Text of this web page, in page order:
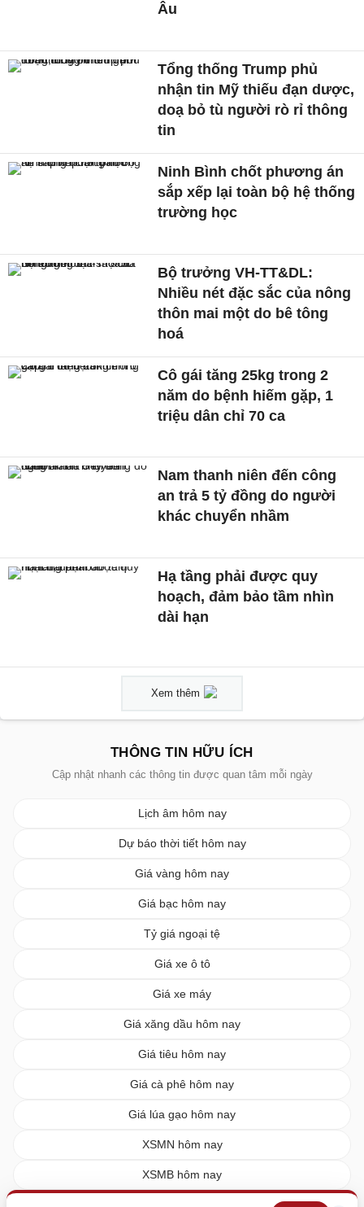
Âu
Tổng thống Trump phủ
nhận tin Mỹ thiếu đạn dược,
doạ bỏ tù người rò rỉ thông
tin
Ninh Bình chốt phương án
sắp xếp lại toàn bộ hệ thống
trường học
Bộ trưởng VH-TT&DL:
Nhiều nét đặc sắc của nông
thôn mai một do bê tông
hoá
Cô gái tăng 25kg trong 2
năm do bệnh hiếm gặp, 1
triệu dân chỉ 70 ca
Nam thanh niên đến công
an trả 5 tỷ đồng do người
khác chuyển nhầm
Hạ tầng phải được quy
hoạch, đảm bảo tầm nhìn
dài hạn
Xem thêm
THÔNG TIN HỮU ÍCH
Cập nhật nhanh các thông tin được quan tâm mỗi ngày
Lịch âm hôm nay
Dự báo thời tiết hôm nay
Giá vàng hôm nay
Giá bạc hôm nay
Tỷ giá ngoại tệ
Giá xe ô tô
Giá xe máy
Giá xăng dầu hôm nay
Giá tiêu hôm nay
Giá cà phê hôm nay
Giá lúa gạo hôm nay
XSMN hôm nay
XSMB hôm nay